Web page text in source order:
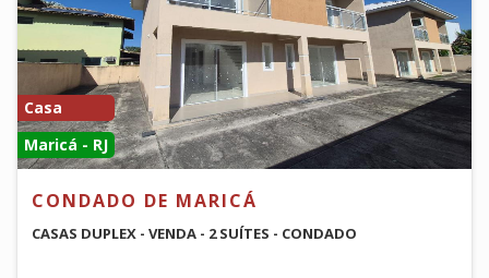
Casa
Maricá - RJ
CONDADO DE MARICÁ
CASAS DUPLEX - VENDA - 2 SUÍTES - CONDADO